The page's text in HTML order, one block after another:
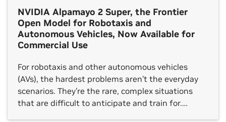
NVIDIA Alpamayo 2 Super, the Frontier
Open Model for Robotaxis and
Autonomous Vehicles, Now Available for
Commercial Use
For robotaxis and other autonomous vehicles
(AVs), the hardest problems aren’t the everyday
scenarios. They’re the rare, complex situations
that are difficult to anticipate and train for.